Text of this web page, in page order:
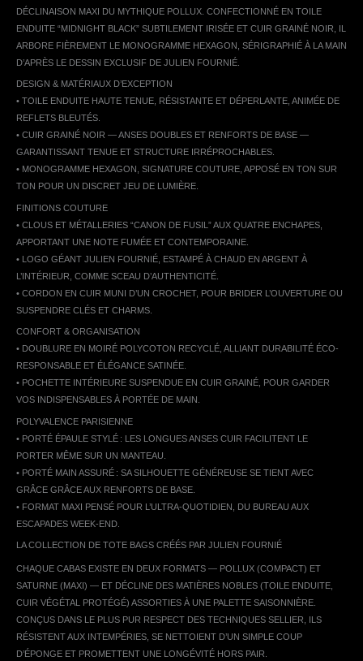
DÉCLINAISON MAXI DU MYTHIQUE POLLUX. CONFECTIONNÉ EN TOILE
ENDUITE “MIDNIGHT BLACK” SUBTILEMENT IRISÉE ET CUIR GRAINÉ NOIR, IL
ARBORE FIÈREMENT LE MONOGRAMME HEXAGON, SÉRIGRAPHIÉ À LA MAIN
D’APRÈS LE DESSIN EXCLUSIF DE JULIEN FOURNIÉ.
DESIGN & MATÉRIAUX D’EXCEPTION
• TOILE ENDUITE HAUTE TENUE, RÉSISTANTE ET DÉPERLANTE, ANIMÉE DE
REFLETS BLEUTÉS.
• CUIR GRAINÉ NOIR — ANSES DOUBLES ET RENFORTS DE BASE —
GARANTISSANT TENUE ET STRUCTURE IRRÉPROCHABLES.
• MONOGRAMME HEXAGON, SIGNATURE COUTURE, APPOSÉ EN TON SUR
TON POUR UN DISCRET JEU DE LUMIÈRE.
FINITIONS COUTURE
• CLOUS ET MÉTALLERIES “CANON DE FUSIL” AUX QUATRE ENCHAPES,
APPORTANT UNE NOTE FUMÉE ET CONTEMPORAINE.
• LOGO GÉANT JULIEN FOURNIÉ, ESTAMPÉ À CHAUD EN ARGENT À
L’INTÉRIEUR, COMME SCEAU D’AUTHENTICITÉ.
• CORDON EN CUIR MUNI D’UN CROCHET, POUR BRIDER L’OUVERTURE OU
SUSPENDRE CLÉS ET CHARMS.
CONFORT & ORGANISATION
• DOUBLURE EN MOIRÉ POLYCOTON RECYCLÉ, ALLIANT DURABILITÉ ÉCO-
RESPONSABLE ET ÉLÉGANCE SATINÉE.
• POCHETTE INTÉRIEURE SUSPENDUE EN CUIR GRAINÉ, POUR GARDER
VOS INDISPENSABLES À PORTÉE DE MAIN.
POLYVALENCE PARISIENNE
• PORTÉ ÉPAULE STYLÉ : LES LONGUES ANSES CUIR FACILITENT LE
PORTER MÊME SUR UN MANTEAU.
• PORTÉ MAIN ASSURÉ : SA SILHOUETTE GÉNÉREUSE SE TIENT AVEC
GRÂCE GRÂCE AUX RENFORTS DE BASE.
• FORMAT MAXI PENSÉ POUR L’ULTRA-QUOTIDIEN, DU BUREAU AUX
ESCAPADES WEEK-END.
LA COLLECTION DE TOTE BAGS CRÉÉS PAR JULIEN FOURNIÉ
CHAQUE CABAS EXISTE EN DEUX FORMATS — POLLUX (COMPACT) ET
SATURNE (MAXI) — ET DÉCLINE DES MATIÈRES NOBLES (TOILE ENDUITE,
CUIR VÉGÉTAL PROTÉGÉ) ASSORTIES À UNE PALETTE SAISONNIÈRE.
CONÇUS DANS LE PLUS PUR RESPECT DES TECHNIQUES SELLIER, ILS
RÉSISTENT AUX INTEMPÉRIES, SE NETTOIENT D’UN SIMPLE COUP
D’ÉPONGE ET PROMETTENT UNE LONGÉVITÉ HORS PAIR.